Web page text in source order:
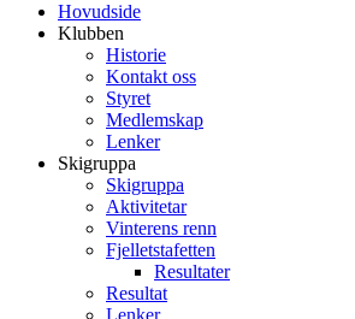
Hovudside
Klubben
Historie
Kontakt oss
Styret
Medlemskap
Lenker
Skigruppa
Skigruppa
Aktivitetar
Vinterens renn
Fjelletstafetten
Resultater
Resultat
Lenker